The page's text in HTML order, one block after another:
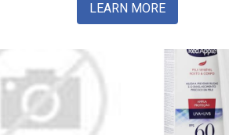
LEARN MORE